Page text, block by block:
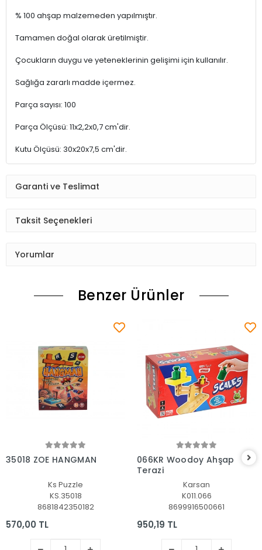
% 100 ahşap malzemeden yapılmıştır.
Tamamen doğal olarak üretilmiştir.
Çocukların duygu ve yeteneklerinin gelişimi için kullanılır.
Sağlığa zararlı madde içermez.
Parça sayısı: 100
Parça Ölçüsü: 11x2,2x0,7 cm'dir.
Kutu Ölçüsü: 30x20x7,5 cm'dir.
Garanti ve Teslimat
Taksit Seçenekleri
Yorumlar
Benzer Ürünler
35018 ZOE HANGMAN
Ks Puzzle
KS.35018
8681842350182
570,00 TL
066KR Woodoy Ahşap
Terazi
Karsan
K011.066
8699916500661
950,19 TL